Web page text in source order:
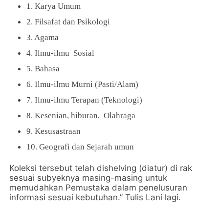
1. Karya Umum
2. Filsafat dan Psikologi
3. Agama
4. Ilmu-ilmu Sosial
5. Bahasa
6. Ilmu-ilmu Murni (Pasti/Alam)
7. Ilmu-ilmu Terapan (Teknologi)
8. Kesenian, hiburan, Olahraga
9. Kesusastraan
10. Geografi dan Sejarah umun
Koleksi tersebut telah dishelving (diatur) di rak
sesuai subyeknya masing-masing untuk
memudahkan Pemustaka dalam penelusuran
informasi sesuai kebutuhan.” Tulis Lani lagi.